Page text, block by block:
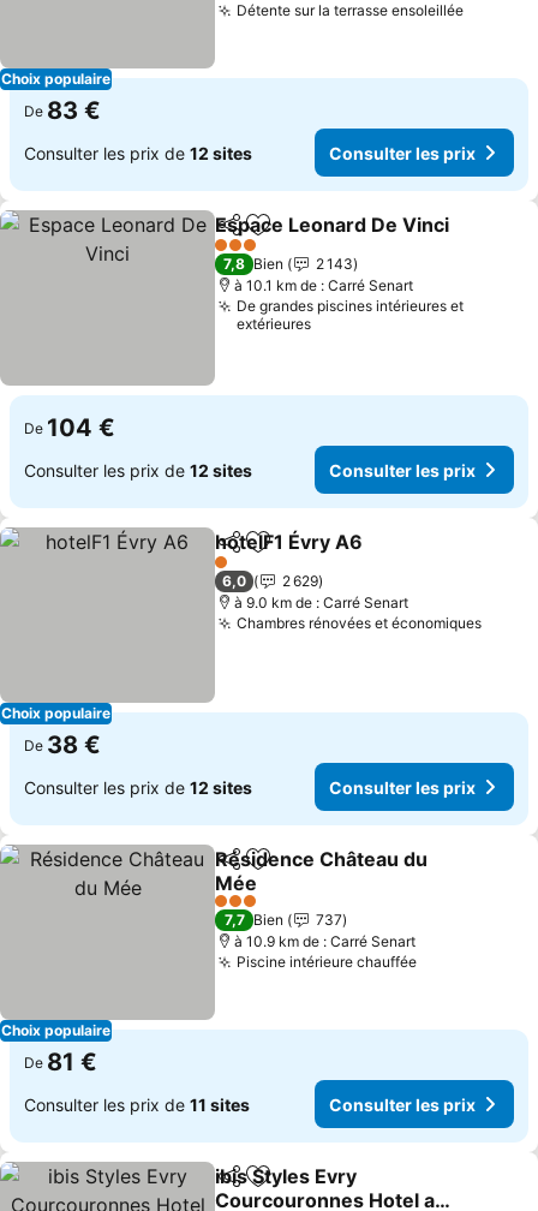
Choix populaire
Détente sur la terrasse ensoleillée
De 83 €
Consulter les prix de 12 sites Consulter les prix
PartagerAjouter à mes favoris
Espace Leonard De Vinci
3 Étoiles
7,8 Bien
2 143
à 10.1 km de : Carré Senart
De grandes piscines intérieures et
extérieures
De 104 €
Consulter les prix de 12 sites Consulter les prix
Choix populaire
PartagerAjouter à mes favoris
hotelF1 Évry A6
1 Étoiles
6,0
2 629
à 9.0 km de : Carré Senart
Chambres rénovées et économiques
De 38 €
Consulter les prix de 12 sites Consulter les prix
Choix populaire
PartagerAjouter à mes favoris
Résidence Château du
Mée
Consulter les prix
3 Étoiles
7,7 Bien
737
à 10.9 km de : Carré Senart
Piscine intérieure chaufféeConsulter
De 81 €
Consulter les prix de 11 sites Consulter les prix
PartagerAjouter à mes favoris
ibis Styles Evry
Courcouronnes Hotel and